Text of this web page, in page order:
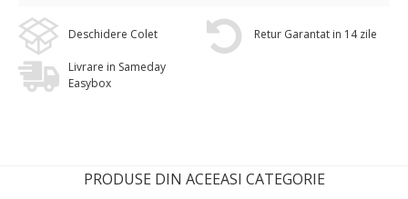
Deschidere Colet Retur Garantat in 14 zile
Livrare in Sameday
Easybox
PRODUSE DIN ACEEASI CATEGORIE